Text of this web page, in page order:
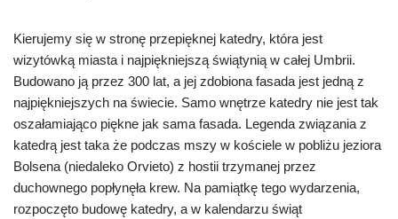
Kierujemy się w stronę przepięknej katedry, która jest
wizytówką miasta i najpiękniejszą świątynią w całej Umbrii.
Budowano ją przez 300 lat, a jej zdobiona fasada jest jedną z
najpiękniejszych na świecie. Samo wnętrze katedry nie jest tak
oszałamiająco piękne jak sama fasada. Legenda związania z
katedrą jest taka że podczas mszy w kościele w pobliżu jeziora
Bolsena (niedaleko Orvieto) z hostii trzymanej przez
duchownego popłynęła krew. Na pamiątkę tego wydarzenia,
rozpoczęto budowę katedry, a w kalendarzu świąt